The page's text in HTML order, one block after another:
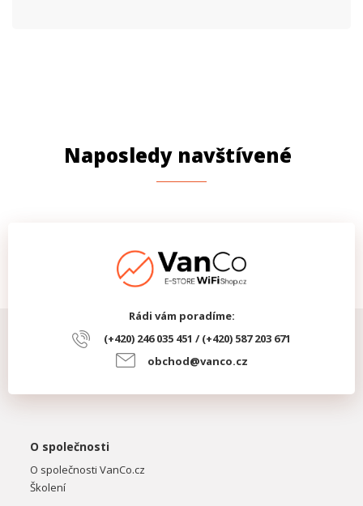
Naposledy navštívené
Rádi vám poradíme:
(+420) 246 035 451 / (+420) 587 203 671
obchod@vanco.cz
O společnosti
O společnosti VanCo.cz
Školení